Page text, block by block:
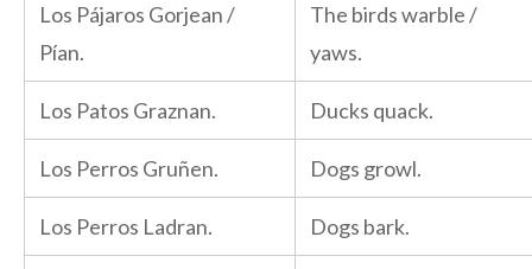
Los Pájaros Gorjean /
Pían.
The birds warble /
yaws.
Los Patos Graznan. Ducks quack.
Los Perros Gruñen. Dogs growl.
Los Perros Ladran. Dogs bark.